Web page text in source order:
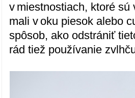
v miestnostiach, ktoré
mali v oku piesok alebo
spôsob, ako odstrániť
rád tiež používanie